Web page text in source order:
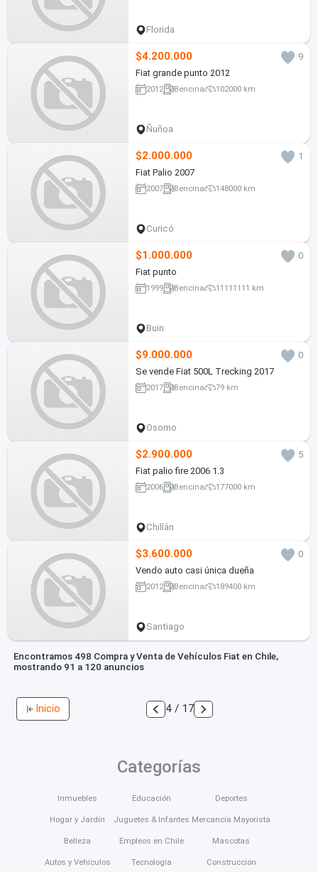
Florida
$4.200.000
9
Fiat grande punto 2012
2012 Bencina 102000 km
Ñuñoa
$2.000.000
1
Fiat Palio 2007
2007 Bencina 148000 km
Curicó
$1.000.000
0
Fiat punto
1999 Bencina 11111111 km
Buin
$9.000.000
0
Se vende Fiat 500L Trecking 2017
2017 Bencina 79 km
Osorno
$2.900.000
5
Fiat palio fire 2006 1.3
2006 Bencina 177000 km
Chillán
$3.600.000
0
Vendo auto casi única dueña
2012 Bencina 189400 km
Santiago
Encontramos 498 Compra y Venta de Vehículos Fiat en Chile,
mostrando 91 a 120 anuncios
Inicio 4 / 17
Categorías
Inmuebles
Hogar y Jardín
Belleza
Autos y Vehículos
Educación
Juguetes & Infantes
Empleos en Chile
Tecnología
Deportes
Mercancía Mayorista
Mascotas
Construcción